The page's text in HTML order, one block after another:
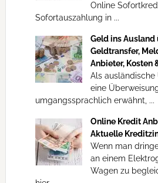
Online
Sofortauszahlung in ...
Geld ins
Geldtransfer,
Anbieter, Kosten
Als
eine
umgangssprachlich erwähnt, ...
Online Kredit
Aktuelle
Wenn man
an einem
Wagen zu